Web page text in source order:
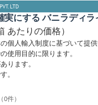
LTD
実にする バニラディラ
あたりの価格）
個人輸入制度に基づいて提
使用目的に限ります。
ります。
。
0件）